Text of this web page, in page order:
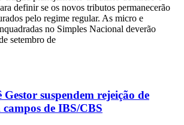
definir se os novos tributos permanecerão
pelo regime regular. As micro e
no Simples Nacional deverão
setembro de
Gestor suspendem rejeição de
campos de IBS/CBS